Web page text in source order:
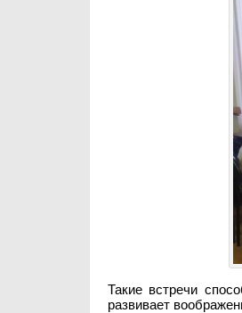
Такие встречи
развивает